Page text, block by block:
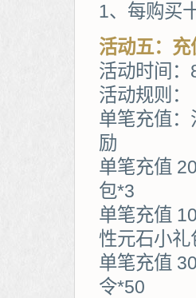
1、每购买
活动五：充
活动时间
活动规则：
单笔充值
励
单笔充值
包*3
单笔充值
性元石小礼
单笔充值
令*50